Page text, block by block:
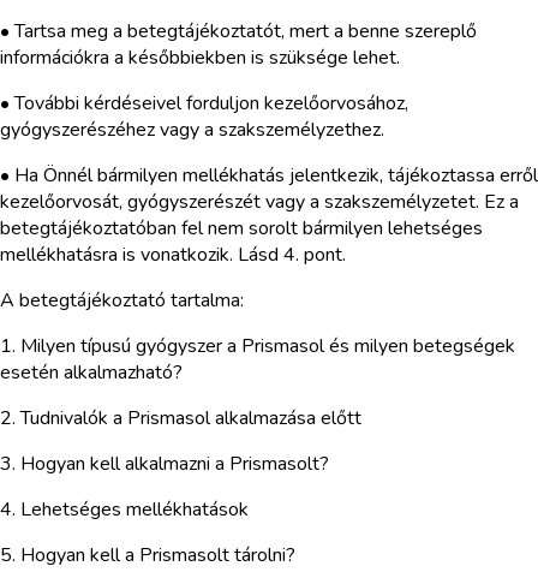
• Tartsa meg a betegtájékoztatót, mert a benne szereplő
információkra a későbbiekben is szüksége lehet.
• További kérdéseivel forduljon kezelőorvosához,
gyógyszerészéhez vagy a szakszemélyzethez.
• Ha Önnél bármilyen mellékhatás jelentkezik, tájékoztassa erről
kezelőorvosát, gyógyszerészét vagy a szakszemélyzetet. Ez a
betegtájékoztatóban fel nem sorolt bármilyen lehetséges
mellékhatásra is vonatkozik. Lásd 4. pont.
A betegtájékoztató tartalma:
1. Milyen típusú gyógyszer a Prismasol és milyen betegségek
esetén alkalmazható?
2. Tudnivalók a Prismasol alkalmazása előtt
3. Hogyan kell alkalmazni a Prismasolt?
4. Lehetséges mellékhatások
5. Hogyan kell a Prismasolt tárolni?